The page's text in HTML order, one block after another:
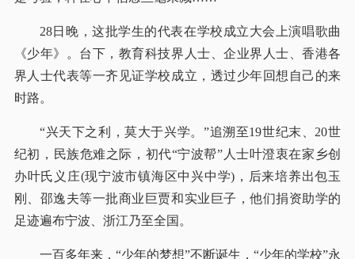
28日晚，这批学生的代表在学校成立大会上演唱歌曲
《少年》。台下，教育科技界人士、企业界人士、香港各
界人士代表等一齐见证学校成立，透过少年回想自己的来
时路。
“兴天下之利，莫大于兴学。”追溯至19世纪末、20世
纪初，民族危难之际，初代“宁波帮”人士叶澄衷在家乡创
办叶氏义庄(现宁波市镇海区中兴中学)，后来培养出包玉
刚、邵逸夫等一批商业巨贾和实业巨子，他们捐资助学的
足迹遍布宁波、浙江乃至全国。
一百多年来，“少年的梦想”不断诞生，“少年的学校”永